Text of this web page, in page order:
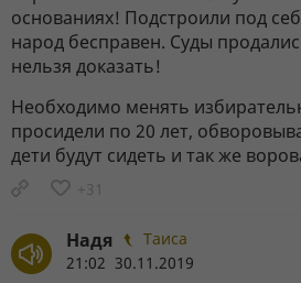
основаниях! Подстроили под
народ бесправен. Суды
нельзя доказать!
Необходимо менять
просидели по 20 лет,
дети будут сидеть и так же
+31
Надя
Таиса
21:02 30.11.2019